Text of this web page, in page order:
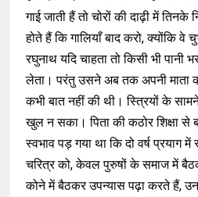
गाई जाती हैं तो चोरों की दाढ़ी में
होते हैं कि गालियाँ बाद करो, क्योंकि वे
रघुनाथ यदि चाहता तो किसी भी पानी
लेता। परंतु उसने अब तक अपनी माता
कभी बात नहीं की थी। स्त्रियों के
खुल न सका। पिता की कठोर शिक्षा
स्वभाव पड़ गया था कि दो वर्ष प्रयाग
चरित्र को, केवल पुरुषों के समाज में
कोने में बैठकर उपन्यास पढ़ा करते हैं,